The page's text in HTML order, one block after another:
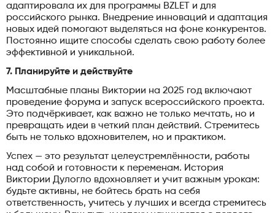
адаптировала их для программы BZLET и для
российского рынка. Внедрение инноваций и адаптация
новых идей помогают выделяться на фоне конкурентов.
Постоянно ищите способы сделать свою работу более
эффективной и уникальной.
7. Планируйте и действуйте
Масштабные планы Виктории на 2025 год включают
проведение форума и запуск всероссийского проекта.
Это подчёркивает, как важно не только мечтать, но и
превращать идеи в четкий план действий. Стремитесь
быть не только вдохновителем, но и практиком.
Успех — это результат целеустремлённости, работы
над собой и готовности к переменам. История
Виктории Дулогло вдохновляет и учит важным урокам:
будьте активны, не бойтесь брать на себя
ответственность, учитесь у лучших и всегда стремитесь